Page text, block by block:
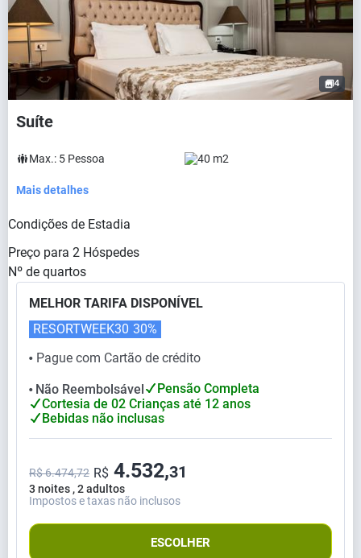
4
Suíte
Max.: 5 Pessoa 40 m2
Mais detalhes
Condições de Estadia
Preço para 2 Hóspedes
Nº de quartos
MELHOR TARIFA DISPONÍVEL
⬤ Pague com Cartão de crédito
RESORTWEEK30 30%
⬤ Não Reembolsável
Pensão Completa
Cortesia de 02 Crianças até 12 anos
Bebidas não inclusas
3 noites , 2 adultos
R$ 6.474,72 R$ 4.532,31
Impostos e taxas não inclusos
ESCOLHER